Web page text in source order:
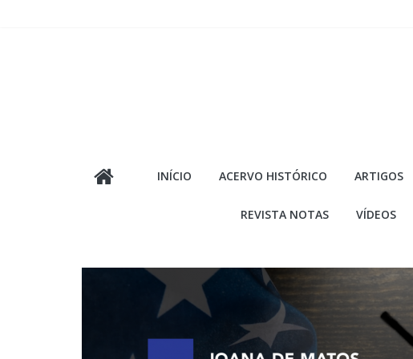
INÍCIO ACERVO HISTÓRICO ARTIGOS
REVISTA NOTAS VÍDEOS